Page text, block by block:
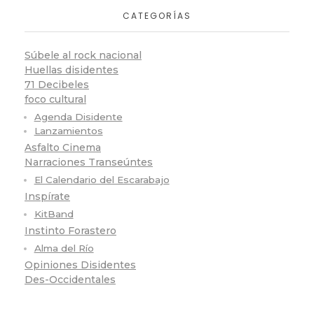
CATEGORÍAS
Súbele al rock nacional
Huellas disidentes
71 Decibeles
foco cultural
Agenda Disidente
Lanzamientos
Asfalto Cinema
Narraciones Transeúntes
El Calendario del Escarabajo
Inspírate
KitBand
Instinto Forastero
Alma del Río
Opiniones Disidentes
Des-Occidentales